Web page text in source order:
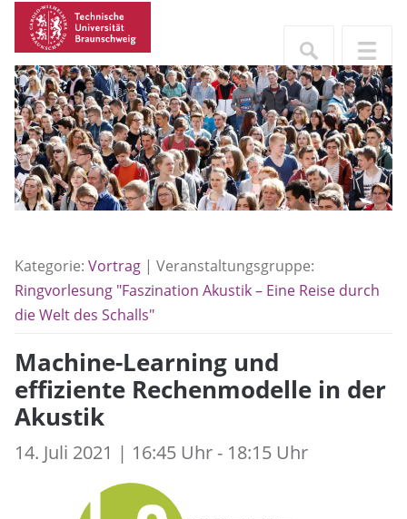
Kategorie: Vortrag | Veranstaltungsgruppe:
Ringvorlesung "Faszination Akustik – Eine Reise durch
die Welt des Schalls"
Machine-Learning und
effiziente Rechenmodelle in der
Akustik
14. Juli 2021 | 16:45 Uhr - 18:15 Uhr